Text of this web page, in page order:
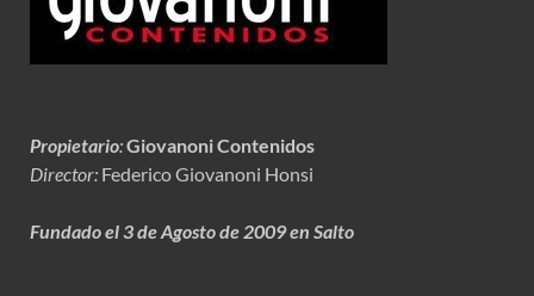
Propietario:Giovanoni Contenidos
Director: Federico Giovanoni Honsi
Fundado el 3 de Agosto de 2009 en Salto